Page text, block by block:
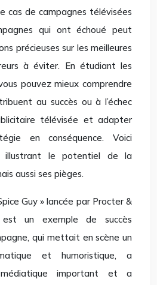
cas de campagnes télévisées
qui ont échoué peut
précieuses sur les meilleures
à éviter. En étudiant les
pouvez mieux comprendre
au succès ou à l’échec
télévisée et adapter
en conséquence. Voici
illustrant le potentiel de la
aussi ses pièges.
Guy » lancée par Procter &
un exemple de succès
qui mettait en scène un
et humoristique, a
important et a